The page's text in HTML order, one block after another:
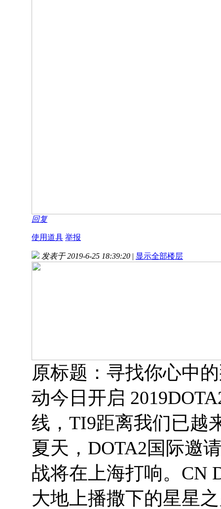
回复
使用道具 举报
发表于 2019-6-25 18:39:20 | 显示全部楼层
原标题：寻找你心中
动今日开启
线，TI9距离我们已越
夏天，DOTA2国际邀
战将在上海打响。CN
大地上播撒下的星星